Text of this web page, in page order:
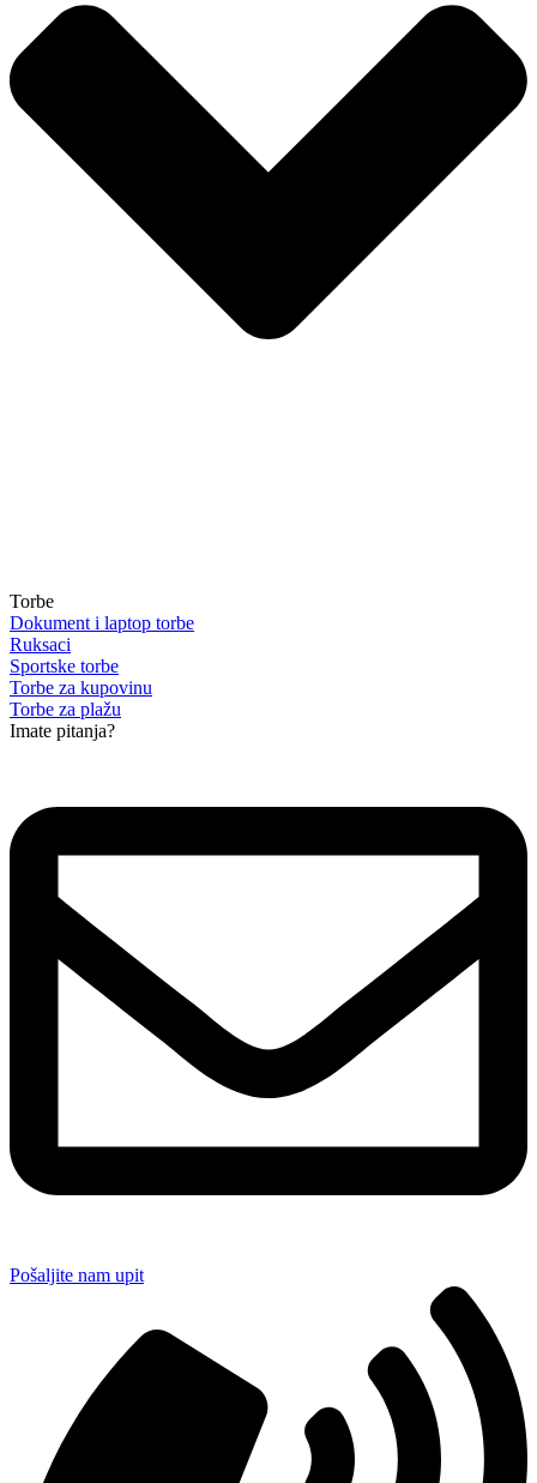
Torbe
Dokument i laptop torbe
Ruksaci
Sportske torbe
Torbe za kupovinu
Torbe za plažu
Imate pitanja?
Pošaljite nam upit